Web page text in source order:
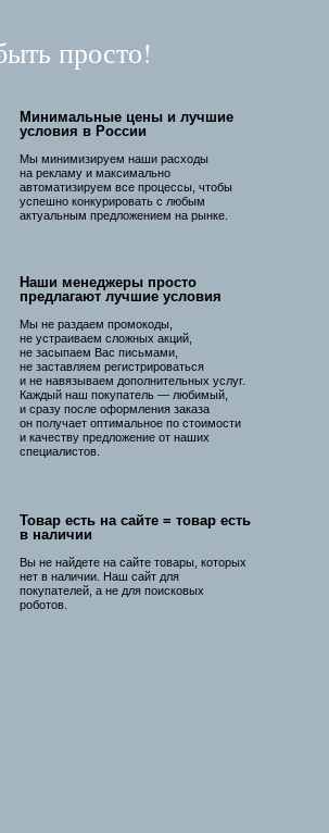
просто!
Минимальные цены и лучшие
условия в России
Мы минимизируем наши расходы
на рекламу и максимально
автоматизируем все процессы, чтобы
успешно конкурировать с любым
актуальным предложением на рынке.
Наши менеджеры просто
предлагают лучшие условия
Мы не раздаем промокоды,
не устраиваем сложных акций,
не засыпаем Вас письмами,
не заставляем регистрироваться
и не навязываем дополнительных услуг.
Каждый наш покупатель — любимый,
и сразу после оформления заказа
он получает оптимальное по стоимости
и качеству предложение от наших
специалистов.
Товар есть на сайте = товар есть
в наличии
Вы не найдете на сайте товары, которых
нет в наличии. Наш сайт для
покупателей, а не для поисковых
роботов.